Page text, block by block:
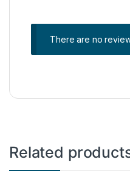
There are no
Related